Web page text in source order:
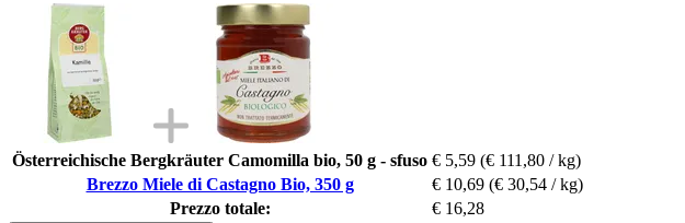
Österreichische Bergkräuter Camomilla bio, 50 g - sfuso € 5,59 (€ 111,80 / kg)
Brezzo Miele di Castagno Bio, 350 g
€ 10,69 (€ 30,54 / kg)
Prezzo totale:
€ 16,28